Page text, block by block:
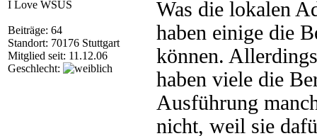
I Love WSUS
Beiträge: 64
Standort: 70176 Stuttgart
Mitglied seit: 11.12.06
Geschlecht:
Was die lokalen
haben einige die
können.
haben viele die
Ausführung
nicht, weil sie